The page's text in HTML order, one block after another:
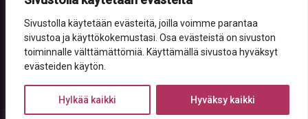
Sivustolla käytetään evästeitä, joilla voimme parantaa
sivustoa ja käyttökokemustasi. Osa evästeistä on sivuston
toiminnalle välttämättömiä. Käyttämällä sivustoa hyväksyt
evästeiden käytön.
Hylkää kaikki Hyväksy kaikki